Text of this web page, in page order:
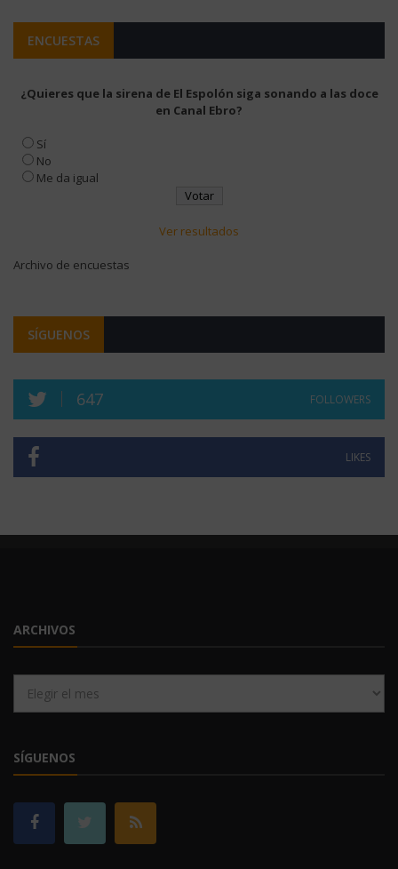
ENCUESTAS
¿Quieres que la sirena de El Espolón siga sonando a las doce
en Canal Ebro?
Sí
No
Me da igual
Ver resultados
Archivo de encuestas
SÍGUENOS
647 FOLLOWERS
LIKES
ARCHIVOS
SÍGUENOS